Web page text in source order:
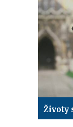
Životy